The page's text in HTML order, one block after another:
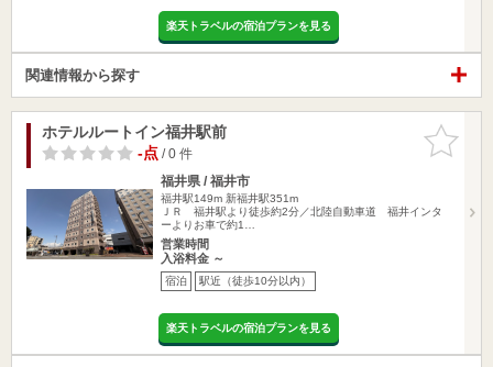
楽天トラベルの宿泊プランを見る
関連情報から探す
お気に入
りに追加
ホテルルートイン福井駅前
-点/ 0 件
福井県 / 福井市
福井駅149m 新福井駅351m
ＪＲ 福井駅より徒歩約2分／北陸自動車道 福井インタ
ーよりお車で約1…
営業時間
入浴料金 ～
宿泊 駅近（徒歩10分以内）
楽天トラベルの宿泊プランを見る